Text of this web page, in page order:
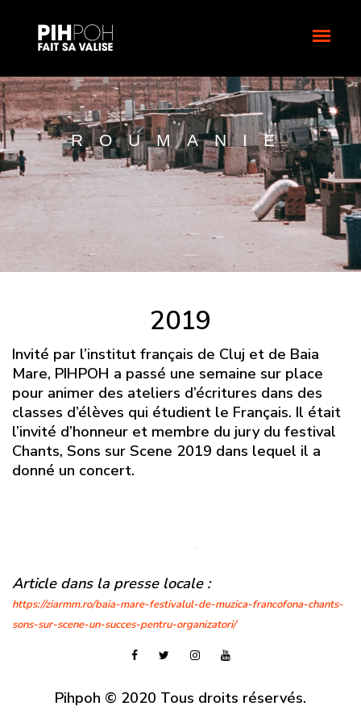
ROUMANIE
2019
Invité par l’institut français de Cluj et de Baia
Mare, PIHPOH a passé une semaine sur place
pour animer des ateliers d’écritures dans des
classes d’élèves qui étudient le Français. Il était
l’invité d’honneur et membre du jury du festival
Chants, Sons sur Scene 2019 dans lequel il a
donné un concert.
Article dans la presse locale :
https://ziarmm.ro/baia-mare-festivalul-de-muzica-francofona-chants-
sons-sur-scene-un-succes-pentru-organizatori/
Pihpoh © 2020 Tous droits réservés.